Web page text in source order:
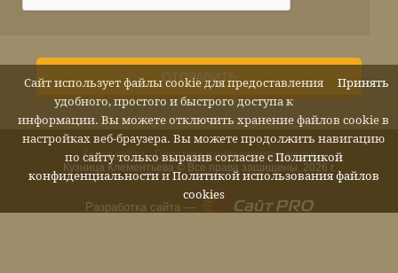
ОТПРАВИТЬ
Кузница Клементьева © Все права защищены, 2026 г.
Карта сайта Политика конфиденциальности
Разработка сайта —
Принять
Сайт использует файлы cookie для предоставления
удобного, простого и быстрого доступа к
информации. Вы можете отключить хранение файлов cookie в
настройках веб-браузера. Вы можете продолжить навигацию
по сайту только выразив согласие с Политикой
конфиденциальностии Политикой использования файлов
cookies